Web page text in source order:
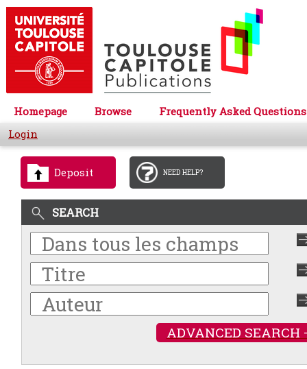
Homepage Browse
Frequently Asked Questions
Login
Deposit NEED HELP?
SEARCH
ADVANCED SEARCH